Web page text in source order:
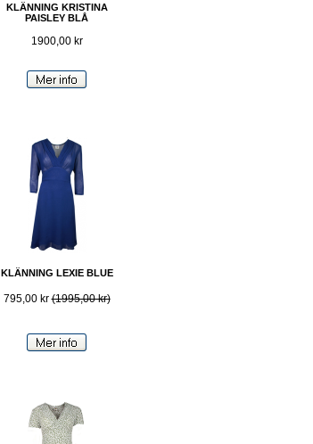
KLÄNNING KRISTINA
PAISLEY BLÅ
1900,00 kr
KLÄNNING LEXIE BLUE
795,00 kr (1995,00 kr)